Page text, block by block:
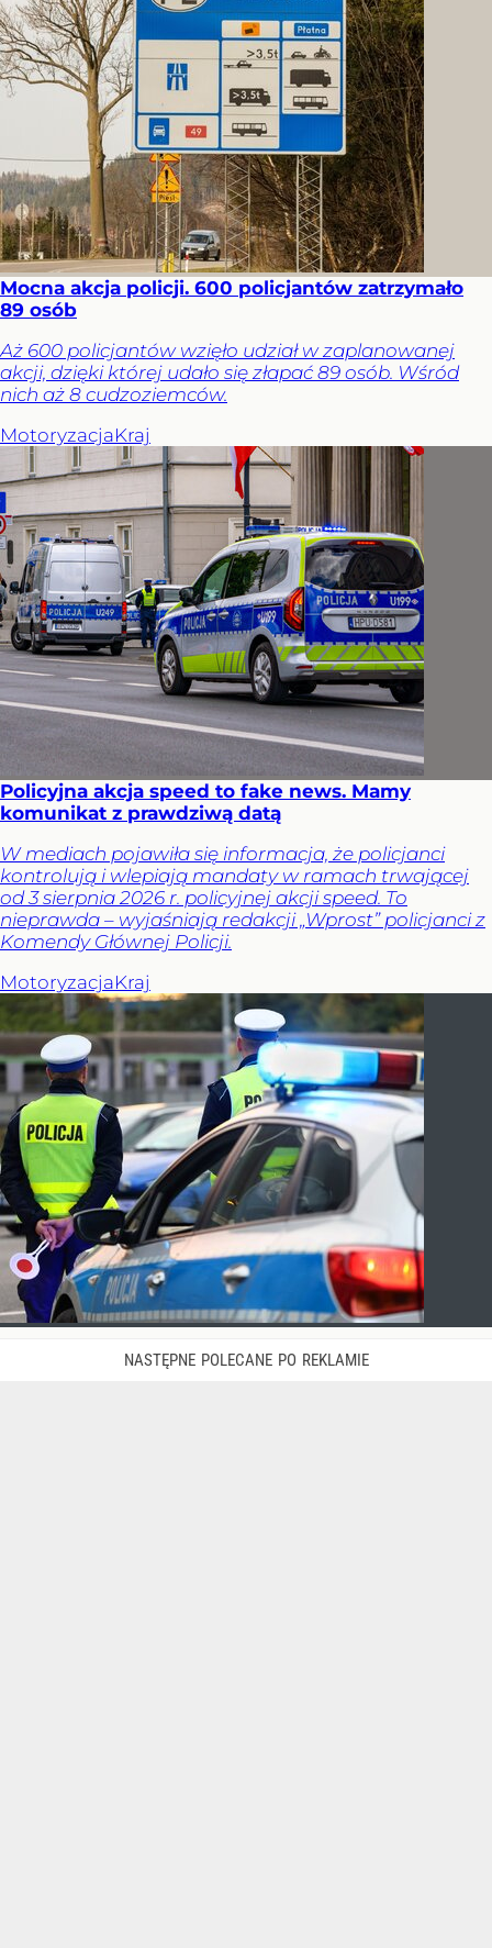
Mocna akcja policji. 600 policjantów zatrzymało
89 osób
Aż 600 policjantów wzięło udział w zaplanowanej
akcji, dzięki której udało się złapać 89 osób. Wśród
nich aż 8 cudzoziemców.
MotoryzacjaKraj
Policyjna akcja speed to fake news. Mamy
komunikat z prawdziwą datą
W mediach pojawiła się informacja, że policjanci
kontrolują i wlepiają mandaty w ramach trwającej
od 3 sierpnia 2026 r. policyjnej akcji speed. To
nieprawda – wyjaśniają redakcji „Wprost” policjanci z
Komendy Głównej Policji.
MotoryzacjaKraj